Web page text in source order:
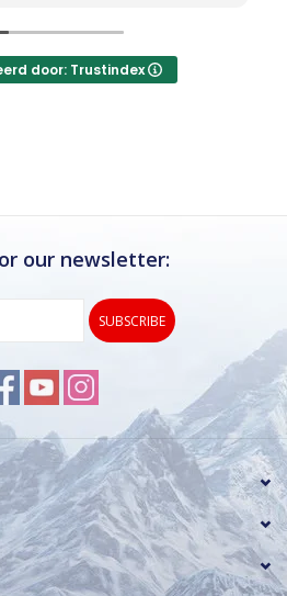
een paar kleine
model van werd
door: Trustindex
our newsletter:
SUBSCRIBE